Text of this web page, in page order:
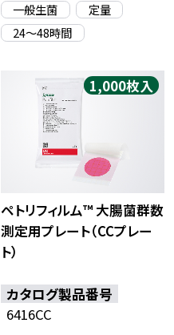
一般生菌
定量
24〜48時間
1,000枚入
ペトリフィルム™ 大腸菌群数
測定用プレート（CCプレー
ト）
カタログ製品番号
6416CC